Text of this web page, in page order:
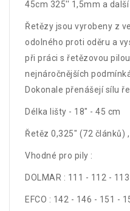
45cm 325'' 1,5mm a další
Řetězy jsou vyrobeny z
odolného proti oděru a
při práci s řetězovou
nejnáročnějších
Dokonale přenášejí sílu
Délka lišty - 18" - 45 cm
Řetěz 0,325" (72 článků)
Vhodné pro pily :
DOLMAR : 111 - 112 -
EFCO : 142 - 146 - 151 -